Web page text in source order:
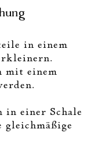
in einem
mit einem
einer Schale
gleichmäßige